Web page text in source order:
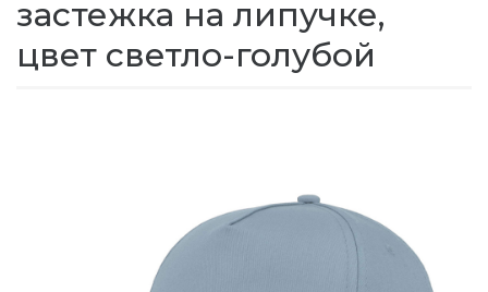
застежка на липучке,
цвет светло-голубой